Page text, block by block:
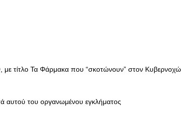
με τίτλο Τα Φάρμακα που “σκοτώνουν” στον
αυτού του οργανωμένου εγκλήματος